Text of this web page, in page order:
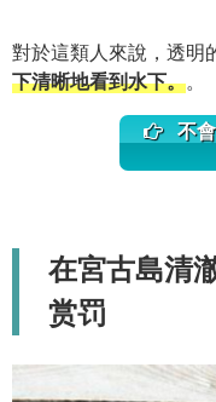
對於這類人來說，透明
下清晰地看到水下。。
不
在宮古島清
赏罚